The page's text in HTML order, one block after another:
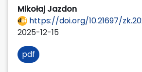
Mikołaj Jazdon
https://doi.org/10.21697/
2025-12-15
pdf